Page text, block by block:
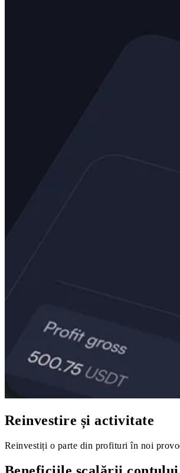
Reinvestire și activitate
Reinvestiți o parte din profituri în noi